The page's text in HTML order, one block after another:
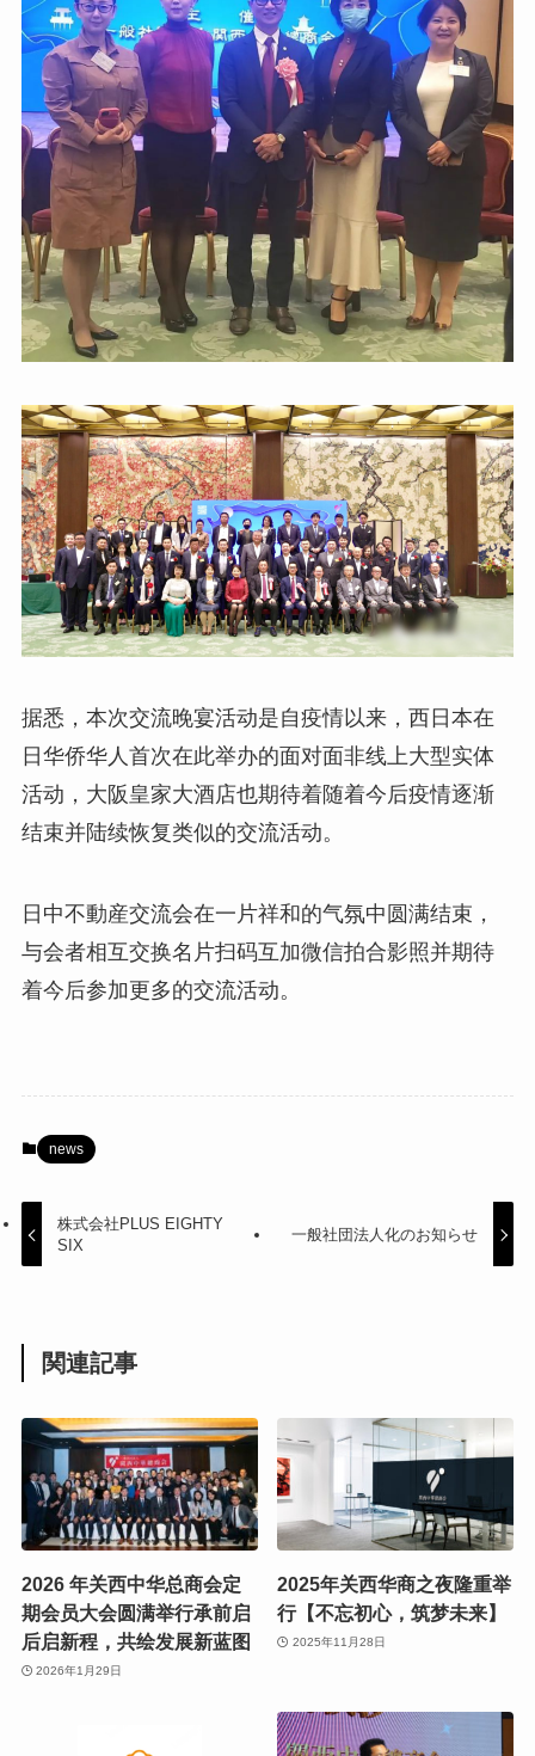
据悉，本次交流晚宴活动是自疫情以来，西日本在
日华侨华人首次在此举办的面对面非线上大型实体
活动，大阪皇家大酒店也期待着随着今后疫情逐渐
结束并陆续恢复类似的交流活动。
日中不動産交流会在一片祥和的气氛中圆满结束，
与会者相互交换名片扫码互加微信拍合影照并期待
着今后参加更多的交流活动。
news
株式会社PLUS EIGHTY
SIX
一般社団法人化のお知らせ
関連記事
2026 年关西中华总商会定
期会员大会圆满举行承前启
后启新程，共绘发展新蓝图
2026年1月29日
2025年关西华商之夜隆重举
行【不忘初心，筑梦未来】
2025年11月28日